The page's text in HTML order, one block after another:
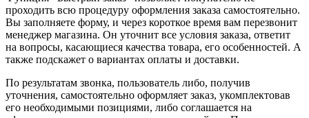
проходить всю процедуру оформления заказа самостоятельно.
Вы заполняете форму, и через короткое время вам перезвонит
менеджер магазина. Он уточнит все условия заказа, ответит
на вопросы, касающиеся качества товара, его особенностей. А
также подскажет о вариантах оплаты и доставки.
По результатам звонка, пользователь либо, получив
уточнения, самостоятельно оформляет заказ, укомплектовав
его необходимыми позициями, либо соглашается на